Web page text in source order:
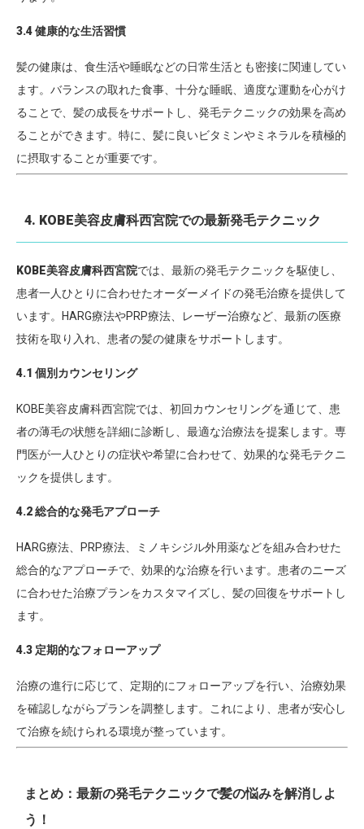
3.4 健康的な生活習慣
髪の健康は、食生活や睡眠などの日常生活とも密接に関連してい
ます。バランスの取れた食事、十分な睡眠、適度な運動を心がけ
ることで、髪の成長をサポートし、発毛テクニックの効果を高め
ることができます。特に、髪に良いビタミンやミネラルを積極的
に摂取することが重要です。
4. KOBE美容皮膚科西宮院での最新発毛テクニック
KOBE美容皮膚科西宮院では、最新の発毛テクニックを駆使し、
患者一人ひとりに合わせたオーダーメイドの発毛治療を提供して
います。HARG療法やPRP療法、レーザー治療など、最新の医療
技術を取り入れ、患者の髪の健康をサポートします。
4.1 個別カウンセリング
KOBE美容皮膚科西宮院では、初回カウンセリングを通じて、患
者の薄毛の状態を詳細に診断し、最適な治療法を提案します。専
門医が一人ひとりの症状や希望に合わせて、効果的な発毛テクニ
ックを提供します。
4.2 総合的な発毛アプローチ
HARG療法、PRP療法、ミノキシジル外用薬などを組み合わせた
総合的なアプローチで、効果的な治療を行います。患者のニーズ
に合わせた治療プランをカスタマイズし、髪の回復をサポートし
ます。
4.3 定期的なフォローアップ
治療の進行に応じて、定期的にフォローアップを行い、治療効果
を確認しながらプランを調整します。これにより、患者が安心し
て治療を続けられる環境が整っています。
まとめ：最新の発毛テクニックで髪の悩みを解消しよ
う！